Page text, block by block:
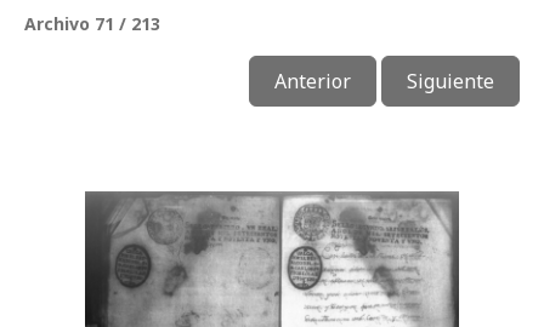
Archivo 71 / 213
Anterior Siguiente